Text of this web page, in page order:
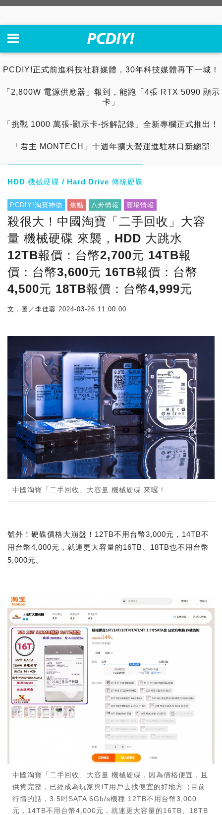
PCDIY!正式前進科技社群媒體，30年科技媒體再下一城！
「2,800W 電源供應器」報到，能跑「4張 RTX 5090 顯示
卡」
「挑戰 1000 萬張-顯示卡-拆解記錄」全新專欄正式推出！
「君主 MONTECH」十週年擴大營運進駐林口新總部
HDD 機械硬碟 / Hard Drive 傳統硬碟
PCDIY!淘寶神物 焦點 八卦情報 賣場情報
殺很大！中國淘寶「二手回收」大容
量 機械硬碟 來襲，HDD 大跳水
12TB報價：台幣2,700元 14TB報
價：台幣3,600元 16TB報價：台幣
4,500元 18TB報價：台幣4,999元
文．圖／李佳蓉 2024-03-26 11:00:00
中國淘寶「二手回收」大容量 機械硬碟 來囉！
號外！硬碟價格大崩盤！12TB不用台幣3,000元，14TB不
用台幣4,000元，就連更大容量的16TB、18TB也不用台幣
5,000元。
中國淘寶「二手回收」大容量 機械硬碟，因為價格便宜，且
供貨完整，已經成為玩家與IT用戶去找便宜的好地方（目前
行情的話，3.5吋SATA 6Gb/s機種 12TB不用台幣3,000
元，14TB不用台幣4,000元，就連更大容量的16TB、18TB